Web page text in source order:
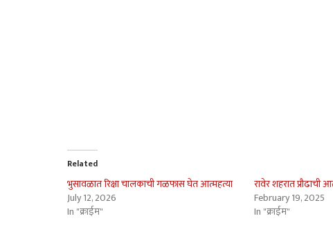
Related
भुसावळात रिक्षा चालकाची गळफास घेत आत्महत्या
July 12, 2026
In "क्राईम"
रावेर शहरात प्रौढाची
February 19, 2025
In "क्राईम"